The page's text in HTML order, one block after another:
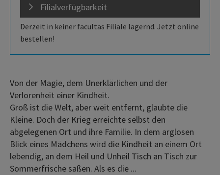
Filialverfügbarkeit
Derzeit in keiner facultas Filiale lagernd. Jetzt online
bestellen!
Von der Magie, dem Unerklärlichen und der
Verlorenheit einer Kindheit.
Groß ist die Welt, aber weit entfernt, glaubte die
Kleine. Doch der Krieg erreichte selbst den
abgelegenen Ort und ihre Familie. In dem arglosen
Blick eines Mädchens wird die Kindheit an einem Ort
lebendig, an dem Heil und Unheil Tisch an Tisch zur
Sommerfrische saßen. Als es die ...